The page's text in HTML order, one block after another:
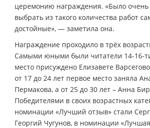
церемонию награждения. «Было очень
выбрать из такого количества работ
достойные», — заметила она.
Награждение проходило в трёх
Самыми юными были читатели 14-16-
место присуждено Елизавете
от 17 до 24 лет первое место заняла
Пермакова, а от 25 до 30 лет – Анна
Победителями в своих возрастных
номинации «Лучший отзыв» стали
Георгий Чугунов, в номинации